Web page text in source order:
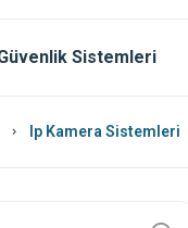
Sistemleri
Ip Kamera Sistemleri